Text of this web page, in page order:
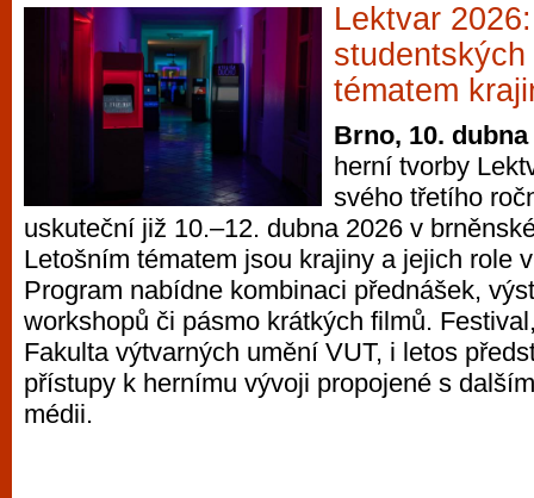
Lektvar
tématem
Brno, 10. dubna
herní tvorby
svého třetího
uskuteční již 10.–12. dubna 2026 v
Letošním tématem jsou krajiny a jejich role
Program nabídne kombinaci přednášek,
workshopů či pásmo krátkých filmů.
Fakulta výtvarných umění VUT, i letos
přístupy k hernímu vývoji propojené s
médii.